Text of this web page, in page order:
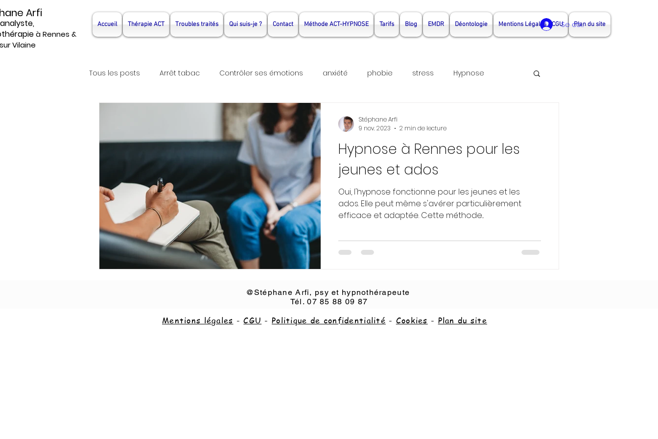
Arfi
à Rennes &
Vilaine
Accueil Thérapie ACT Troubles traités Qui suis-je ? Contact Méthode ACT-HYPNOSE Tarifs Blog EMDR Déontologie Mentions Légales - CGU Plan du site
Se connecter
Tous les posts Arrêt tabac Contrôler ses émotions anxiété phobie stress Hypnose
Psychothérapie Rennes Psychothérapie Noyal Sur Vilaine
thérapie Couple thérapie couple rennes therapeute couple rennes
Hypnose à Rennes pour les
jeunes et ados
Oui, l'hypnose fonctionne pour les jeunes et les
ados. Elle peut même s'avérer particulièrement
efficace et adaptée. Cette méthode...
Stéphane Arfi
9 nov. 2023
2 min de lecture
@Stéphane Arfi, psy et hypnothérapeute
Tél. 07 85 88 09 87
Mentions légales -CGU -Politique de confidentialité - Cookies - Plan du site